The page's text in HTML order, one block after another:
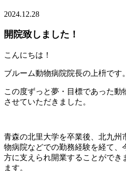
2024.12.28
開院致しました！
こんにちは！
ブルーム動物病院院長の上枡です。
この度ずっと夢・目標であった
させていただきました。
青森の北里大学を卒業後、北九州
物病院などでの勤務経験を経て、
方に支えられ開業することができ
ます。